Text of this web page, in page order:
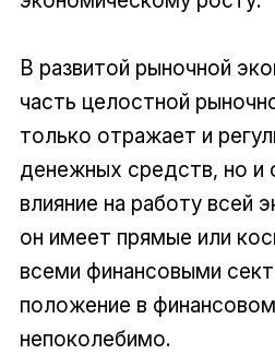
В развитой рыночной
часть целостной
только отражает и
денежных средств, но и
влияние на работу всей
он имеет прямые или
всеми финансовыми
положение в
непоколебимо.